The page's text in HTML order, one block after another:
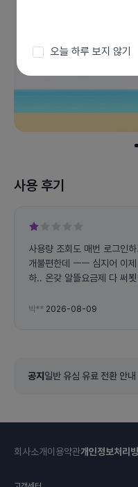
사용 후기
사용량 조회도 매번 로그인
개불편한데 ㅡㅡ 심지어 이
하.. 온갖 알뜰요금제 다 써
리 닳는지 ㅡㅡ
박** 2026-08-09
공지 일반 유심 유료 전환 안내
회사소개이용약관개인정보처리
오늘 하루 보지 않기